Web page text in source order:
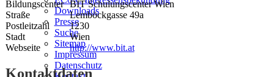
Downloads
Presse
Suche
Sitemap
Impressum
Datenschutz
Bildungscenter BIT Schulungscenter Wien
Straße
Lemböckgasse 49a
Postleitzahl
1230
Stadt
Wien
Webseite
http://www.bit.at
Kontaktdaten